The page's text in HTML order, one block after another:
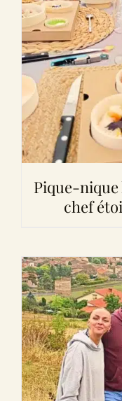
Pique-
chef